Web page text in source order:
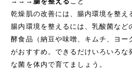
乾燥肌の改善には、腸内環境を整え
腸内環境を整えるには、乳酸菌など
酵食品（納豆や味噌、キムチ、ヨー
がおすすめ。できるだけいろいろな
な菌を体内で育てましょう。